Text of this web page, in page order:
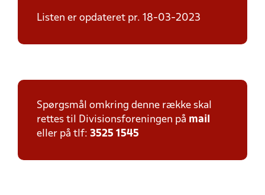
Listen er opdateret pr. 18-03-2023
Spørgsmål omkring denne række skal
rettes til Divisionsforeningen på mail
eller på tlf: 3525 1545